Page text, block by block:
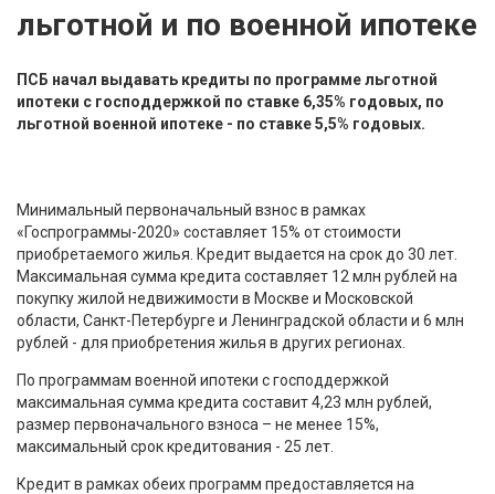
льготной и по военной ипотеке
ПСБ начал выдавать кредиты по программе льготной
ипотеки с господдержкой по ставке 6,35% годовых, по
льготной военной ипотеке - по ставке 5,5% годовых.
Минимальный первоначальный взнос в рамках
«Госпрограммы-2020» составляет 15% от стоимости
приобретаемого жилья. Кредит выдается на срок до 30 лет.
Максимальная сумма кредита составляет 12 млн рублей на
покупку жилой недвижимости в Москве и Московской
области, Санкт-Петербурге и Ленинградской области и 6 млн
рублей - для приобретения жилья в других регионах.
По программам военной ипотеки с господдержкой
максимальная сумма кредита составит 4,23 млн рублей,
размер первоначального взноса – не менее 15%,
максимальный срок кредитования - 25 лет.
Кредит в рамках обеих программ предоставляется на